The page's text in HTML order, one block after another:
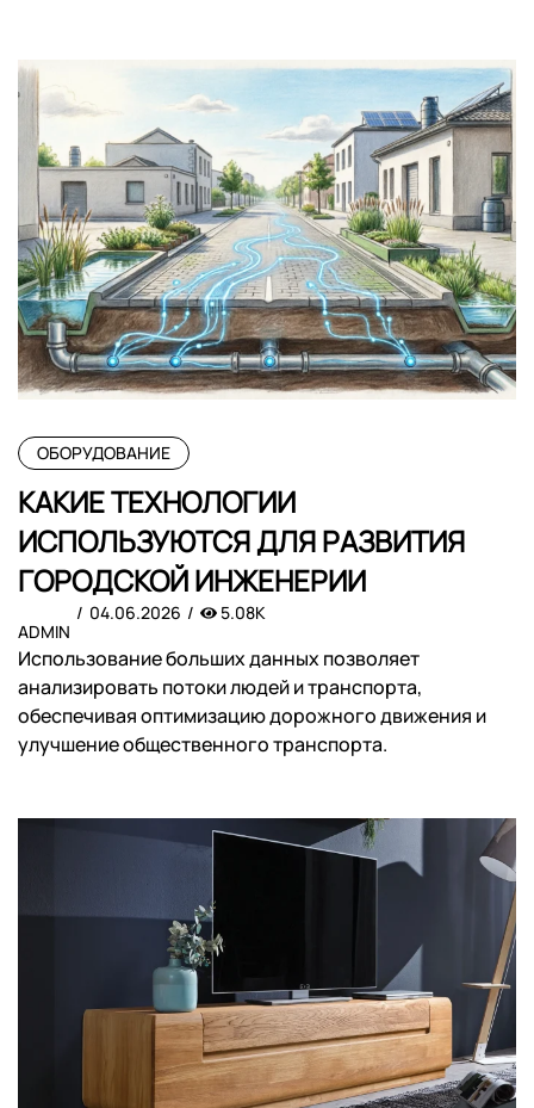
ОБОРУДОВАНИЕ
КАКИЕ ТЕХНОЛОГИИ
ИСПОЛЬЗУЮТСЯ ДЛЯ РАЗВИТИЯ
ГОРОДСКОЙ ИНЖЕНЕРИИ
ADMIN
04.06.2026 5.08K
Использование больших данных позволяет
анализировать потоки людей и транспорта,
обеспечивая оптимизацию дорожного движения и
улучшение общественного транспорта.